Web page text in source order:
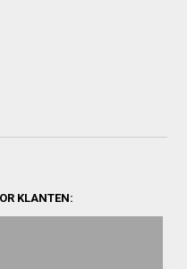
KLANTEN: